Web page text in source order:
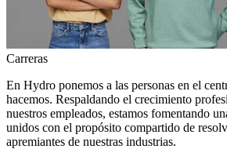
Carreras
En Hydro ponemos a las personas en el
hacemos. Respaldando el crecimiento
nuestros empleados, estamos fomentando
unidos con el propósito compartido de
apremiantes de nuestras industrias.